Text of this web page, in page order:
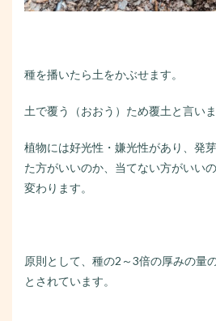
種を播いたら土をかぶせます。
土で覆う（おおう）ため覆土と言いま
植物には好光性・嫌光性があり、発
た方がいいのか、当てない方がいい
変わります。
原則として、種の2～3倍の厚みの量
とされています。